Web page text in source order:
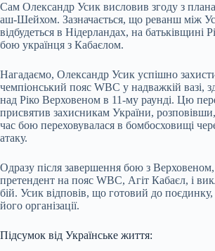
Сам Олександр Усик висловив згоду з
аш-Шейхом. Зазначається, що реванш між
відбудеться в Нідерландах, на батьківщині
бою українця з Кабаєлом.
Нагадаємо, Олександр Усик успішно
чемпіонський пояс WBC у надважкій вазі,
над Ріко Верховеном в 11-му раунді. Цю
присвятив захисникам України,
час бою переховувалася в бомбосховищі
атаку.
Одразу після завершення бою з
претендент на пояс WBC, Агіт Кабаєл, і
бій. Усик відповів, що готовий до
його організації.
Підсумок від Українське життя: